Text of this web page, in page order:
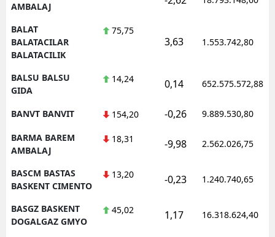
AMBALAJ
BALAT
BALATACILAR
BALATACILIK
75,75
3,63 1.553.742,80
BALSU BALSU
GIDA
14,24 0,14 652.575.572,88
BANVT BANVIT 154,20 -0,26 9.889.530,80
BARMA BAREM
AMBALAJ
18,31 -9,98 2.562.026,75
BASCM BASTAS
BASKENT CIMENTO
13,20 -0,23 1.240.740,65
BASGZ BASKENT
DOGALGAZ GMYO
45,02 1,17 16.318.624,40